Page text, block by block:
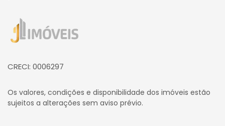
Página inicial
CRECI: 0006297
Os valores, condições e disponibilidade dos imóveis estão
sujeitos a alterações sem aviso prévio.